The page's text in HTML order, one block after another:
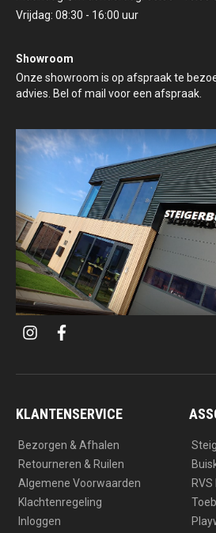
Vrijdag: 08:30 - 16:00 uur
Showroom
Onze showroom is op afspraak te
advies. Bel of mail voor een afspraak.
i
t
a
f
e
k
KLANTENSERVICE
Bezorgen & Afhalen
Retourneren & Ruilen
Algemene Voorwaarden
Klachtenregeling
Inloggen